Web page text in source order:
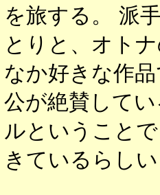
を旅する。 派
とりと、オト
なか好きな作
公が絶賛して
ルということ
きているらし